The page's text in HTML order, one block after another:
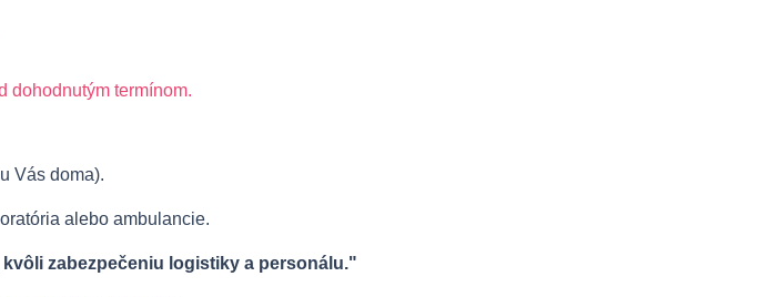
dohodnutým termínom.
Vás doma).
alebo ambulancie.
zabezpečeniu logistiky a personálu."